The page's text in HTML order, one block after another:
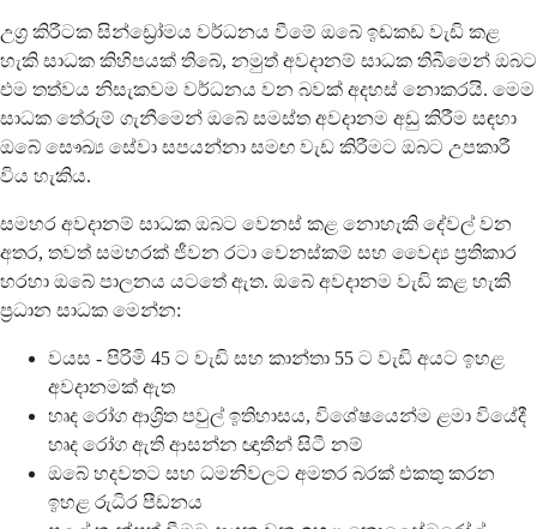
උග්‍ර කිරීටක සින්ඩ්‍රෝමය වර්ධනය වීමේ ඔබේ ඉඩකඩ වැඩි කළ
හැකි සාධක කිහිපයක් තිබේ, නමුත් අවදානම් සාධක තිබීමෙන් ඔබට
එම තත්වය නිසැකවම වර්ධනය වන බවක් අදහස් නොකරයි. මෙම
සාධක තේරුම් ගැනීමෙන් ඔබේ සමස්ත අවදානම අඩු කිරීම සඳහා
ඔබේ සෞඛ්‍ය සේවා සපයන්නා සමඟ වැඩ කිරීමට ඔබට උපකාරී
විය හැකිය.
සමහර අවදානම් සාධක ඔබට වෙනස් කළ නොහැකි දේවල් වන
අතර, තවත් සමහරක් ජීවන රටා වෙනස්කම් සහ වෛද්‍ය ප්‍රතිකාර
හරහා ඔබේ පාලනය යටතේ ඇත. ඔබේ අවදානම වැඩි කළ හැකි
ප්‍රධාන සාධක මෙන්න:
වයස - පිරිමි 45 ට වැඩි සහ කාන්තා 55 ට වැඩි අයට ඉහළ
අවදානමක් ඇත
හෘද රෝග ආශ්‍රිත පවුල් ඉතිහාසය, විශේෂයෙන්ම ළමා වියේදී
හෘද රෝග ඇති ආසන්න ඥාතීන් සිටී නම්
ඔබේ හදවතට සහ ධමනිවලට අමතර බරක් එකතු කරන
ඉහළ රුධිර පීඩනය